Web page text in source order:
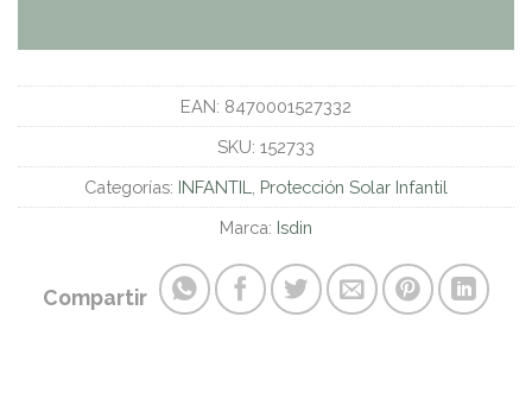
EAN: 8470001527332
SKU: 152733
Categorías: INFANTIL
Protección Solar Infantil
Marca: Isdin
Compartir